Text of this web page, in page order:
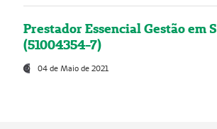
Prestador Essencial Gestão em
(51004354-7)
04 de Maio de 2021